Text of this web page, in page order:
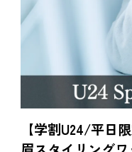
【学割U24/平日